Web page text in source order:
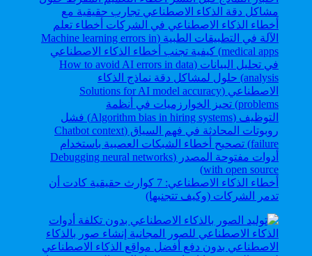
أخطاء الذكاء الاصطناعي: 7 كوارث حقيقية كادت أن
تدمر الشركات (وكيف تتجنبها)